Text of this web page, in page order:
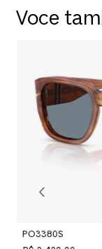
Voce
PO3380S